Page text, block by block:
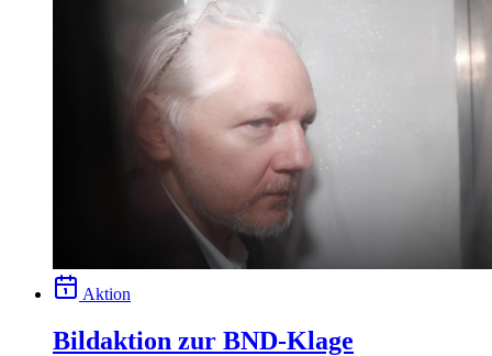
Aktion
Bildaktion zur BND-Klage